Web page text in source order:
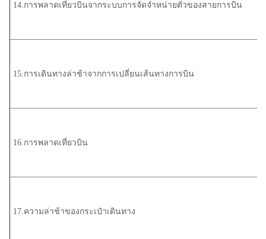
14.การพลาดเที่ยวบินจากระบบการจัดจำหน่ายตั๋วของสายการบิน
15.การเดินทางล่าช้าจากการเปลี่ยนเส้นทางการบิน
16.การพลาดเที่ยวบิน
17.ความล่าช้าของกระเป๋าเดินทาง